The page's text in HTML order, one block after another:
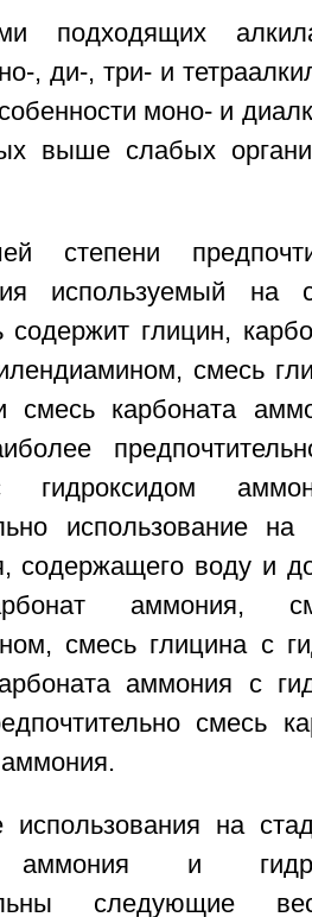
подходящих
, ди-, три- и
моно- и
выше слабых
степени
используемый на
содержит глицин,
смесь
смесь карбоната
гидроксидом
использование
содержащего воду и
аммония,
смесь глицина с
аммония с
смесь
использования на
аммония и
следующие